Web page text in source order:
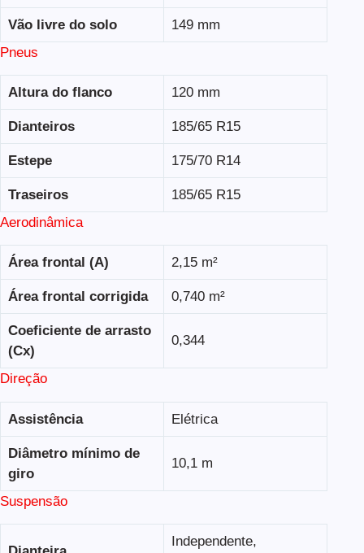
Vão livre do solo
149 mm
Pneus
Altura do flanco 120 mm
Dianteiros 185/65 R15
Estepe 175/70 R14
Traseiros
185/65 R15
Aerodinâmica
Área frontal (A) 2,15 m²
Área frontal corrigida 0,740 m²
Coeficiente de arrasto
(Cx)
0,344
Direção
Assistência Elétrica
Diâmetro mínimo de
giro
10,1 m
Suspensão
Independente,